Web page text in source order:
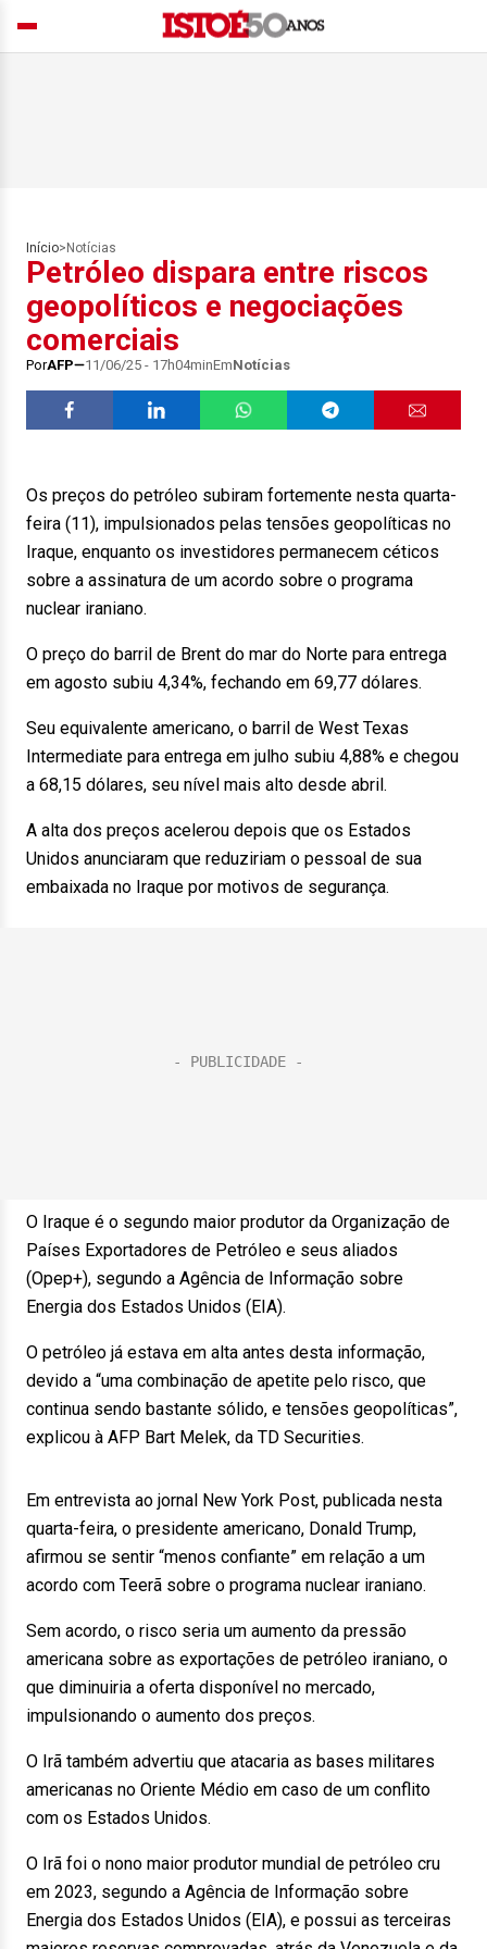
Início> Notícias
Petróleo dispara entre riscos
geopolíticos e negociações
comerciais
PorAFP 11/06/25 - 17h04minEmNotícias
Os preços do petróleo subiram fortemente nesta quarta-
feira (11), impulsionados pelas tensões geopolíticas no
Iraque, enquanto os investidores permanecem céticos
sobre a assinatura de um acordo sobre o programa
nuclear iraniano.
O preço do barril de Brent do mar do Norte para entrega
em agosto subiu 4,34%, fechando em 69,77 dólares.
Seu equivalente americano, o barril de West Texas
Intermediate para entrega em julho subiu 4,88% e chegou
a 68,15 dólares, seu nível mais alto desde abril.
A alta dos preços acelerou depois que os Estados
Unidos anunciaram que reduziriam o pessoal de sua
embaixada no Iraque por motivos de segurança.
O Iraque é o segundo maior produtor da Organização de
Países Exportadores de Petróleo e seus aliados
(Opep+), segundo a Agência de Informação sobre
Energia dos Estados Unidos (EIA).
O petróleo já estava em alta antes desta informação,
devido a “uma combinação de apetite pelo risco, que
continua sendo bastante sólido, e tensões geopolíticas”,
explicou à AFP Bart Melek, da TD Securities.
Em entrevista ao jornal New York Post, publicada nesta
quarta-feira, o presidente americano, Donald Trump,
afirmou se sentir “menos confiante” em relação a um
acordo com Teerã sobre o programa nuclear iraniano.
Sem acordo, o risco seria um aumento da pressão
americana sobre as exportações de petróleo iraniano, o
que diminuiria a oferta disponível no mercado,
impulsionando o aumento dos preços.
O Irã também advertiu que atacaria as bases militares
americanas no Oriente Médio em caso de um conflito
com os Estados Unidos.
O Irã foi o nono maior produtor mundial de petróleo cru
em 2023, segundo a Agência de Informação sobre
Energia dos Estados Unidos (EIA), e possui as terceiras